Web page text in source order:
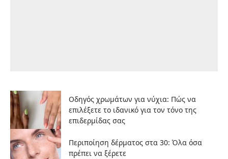
Οδηγός χρωμάτων για νύχια: Πώς να
επιλέξετε το ιδανικό για τον τόνο της
επιδερμίδας σας
Περιποίηση δέρματος στα 30: Όλα όσα
πρέπει να ξέρετε